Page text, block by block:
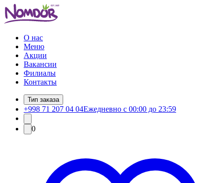
О нас
Меню
Акции
Вакансии
Филиалы
Контакты
Тип заказа
+998 71 207 04 04Ежедневно с 00:00 до 23:59
0